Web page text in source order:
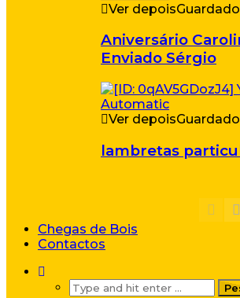
Ver depoisGuardado
Aniversário
Enviado Sérgio
Ver depoisGuardado
lambretas
Chegas de Bois
Contactos